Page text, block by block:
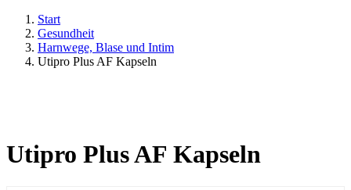
Start
Gesundheit
Harnwege, Blase und Intim
Utipro Plus AF Kapseln
Utipro Plus AF Kapseln